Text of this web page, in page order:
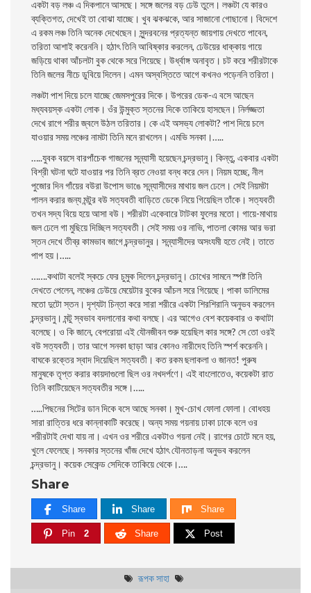
একটা বড় লঞ্চ এ দিকপানে আসছে। সঙ্গে জলের বড় ঢেউ তুলে। লঞ্চটা যে কারও
ব্যক্তিগত, দেখেই তা বােঝা যাচ্ছে। খুব ঝকঝকে, আর সাজানাে গােছানাে। বিদেশে
এ রকম লঞ্চ তিনি অনেক দেখেছেন। সুন্দরবনের প্রত্যন্ত জায়গায় দেখতে পাবেন,
তরিতা আশাই করেননি। হঠাৎ তিনি আবিষ্কার করলেন, ঢেউয়ের ধাক্কায় গায়ে
জড়িয়ে থাকা আঁচলটা বুক থেকে সরে গিয়েছে। উর্ধ্বাঙ্গ অনাবৃত। চট করে শরীরটাকে
তিনি জলের নীচে ডুবিয়ে দিলেন। এমন অস্বস্তিতে আগে কখনও পড়েননি তরিতা।
লঞ্চটা পাশ দিয়ে চলে যাচ্ছে জেমসপুরের দিকে। উপরের ডেক-এ বসে আছেন
মধ্যবয়স্ক একটা লােক। ওঁর উন্মুক্ত স্তনের দিকে তাকিয়ে হাসছেন। নির্লজ্জতা
দেখে রাগে শরীর জ্বলে উঠল তরিতার। কে এই অসভ্য লােকটা? পাশ দিয়ে চলে
যাওয়ার সময় লঞ্চের নামটা তিনি মনে রাখলেন। এমভি সনকা।…..
…..যুবক বয়সে বারপাঁচেক গাজনের সন্ন্যাসী হয়েছেন চন্দ্রভানু। কিন্তু, একবার একটা
বিশ্রী ঘটনা ঘটে যাওয়ার পর তিনি ব্রত নেওয়া বন্ধ করে দেন। নিয়ম হচ্ছে, নীল
পুজোর দিন গাঁয়ের বউরা উপােস ভাঙে সন্ন্যাসীদের মাথায় জল ঢেলে। সেই নিয়মটা
পালন করার জন্য মন্টুর বউ সত্যবতী বাড়িতে ডেকে নিয়ে গিয়েছিল তাঁকে। সত্যবতী
তখন সদ্য বিয়ে হয়ে আসা বউ। শরীরটা একেবারে টাটকা ফুলের মতাে। গায়ে-মাথায়
জল ঢেলে গা মুছিয়ে দিচ্ছিল সত্যবতী। সেই সময় ওর নাভি, পাতলা কোমর আর ভরা
স্তন দেখে তীব্র কামভাব জাগে চন্দ্রভানুর। সন্ন্যাসীদের অসংযমী হতে নেই। তাতে
পাপ হয়।…..
…….কথাটা বলেই স্কচে ফের চুমুক দিলেন চন্দ্রভানু। চোখের সামনে স্পষ্ট তিনি
দেখতে পেলেন, লঞ্চের ঢেউয়ে মেয়েটার বুকের আঁচল সরে গিয়েছে। পাকা ডালিমের
মতাে দুটো স্তন। দৃশ্যটা চিন্তা করে সারা শরীরে একটা শিরশিরানি অনুভব করলেন
চন্দ্রভানু। মন্টু স্বভাব বদলানাের কথা বলছে। এর আগেও বেশ কয়েকবার ও কথাটা
বলেছে। ও কি জানে, বেপরােয়া এই যৌনজীবন শুরু হয়েছিল কার সঙ্গে? সে তাে ওরই
বউ সত্যবতী। তার আগে সনকা ছাড়া আর কোনও নারীদেহ তিনি স্পর্শ করেননি।
বাঘকে রক্তের স্বাদ দিয়েছিল সত্যবতী। কত রকম ছলাকলা ও জানত! পুরুষ
মানুষকে তৃপ্ত করার কায়দাগুলাে ছিল ওর নখদর্পণে। এই বাংলােতেও, কয়েকটা রাত
তিনি কাটিয়েছেন সত্যবতীর সঙ্গে।…..
…..পিছনের সিটের ডান দিকে বসে আছে সনকা। মুখ-চোখ ফোলা ফোলা। বােধহয়
সারা রাত্তির ধরে কান্নাকাটি করেছে। অন্য সময় গয়নায় ঢাকা ঢাকে বলে ওর
শরীরটাই দেখা যায় না। এখন ওর শরীরে একটাও গয়না নেই। রাগের চোটে মনে হয়,
খুলে ফেলেছে। সনকার স্তনের খাঁজ দেখে হঠাৎ যৌনতাড়না অনুভব করলেন
চন্দ্রভানু। কয়েক সেকেন্ড সেদিকে তাকিয়ে থেকে।….
Share
Share Share Share
Pin 2 Share Post
রূপক সাহা